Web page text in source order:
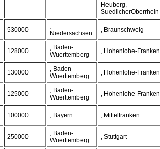
Heuberg,
SuedlicherOberrhein
530000
,
Niedersachsen
, Braunschweig
128000
, Baden-
Wuerttemberg
, Hohenlohe-Franken
130000
, Baden-
Wuerttemberg
, Hohenlohe-Franken
125000
, Baden-
Wuerttemberg
, Hohenlohe-Franken
100000 , Bayern , Mittelfranken
250000
, Baden-
Wuerttemberg
, Stuttgart